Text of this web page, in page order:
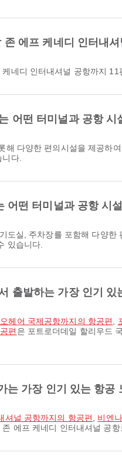
에프 케네디 인터내
케네디 인터내셔널 공항까지
어떤 터미널과 공항 시
해 다양한 편의시설을 제공
다.
어떤 터미널과 공항 시
기도실, 주차장를 포함해 다
있습니다.
출발하는 가장 인기
헤어 국제공항까지의 항공편
편 은 포트로더데일 할리우드
는 가장 인기 있는 항공
셔널 공항까지의 항공편 비엔
존 에프 케네디 인터내셔널 공